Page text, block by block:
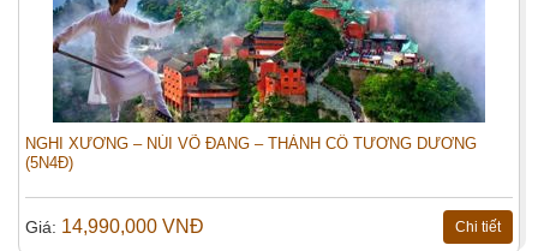
NGHI XƯƠNG – NÚI VÕ ĐANG – THÀNH CỔ TƯƠNG DƯƠNG
(5N4Đ)
Giá: 14,990,000 VNĐ Chi tiết